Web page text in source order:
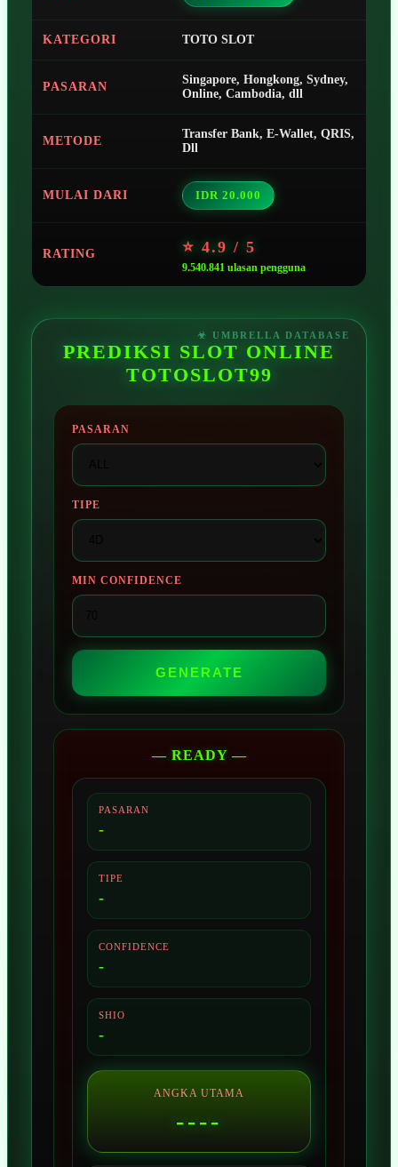
KATEGORI TOTO SLOT
PASARAN
Singapore, Hongkong, Sydney,
Online, Cambodia, dll
METODE
Transfer Bank, E-Wallet, QRIS,
Dll
MULAI DARI IDR 20.000
RATING ⭐ 4.9 / 5
9.540.841 ulasan pengguna
PREDIKSI SLOT ONLINE
TOTOSLOT99
PASARAN
TIPE
MIN CONFIDENCE
GENERATE
— READY —
PASARAN
-
TIPE
-
CONFIDENCE
-
SHIO
-
ANGKA UTAMA
----